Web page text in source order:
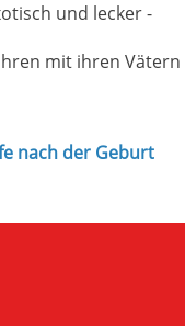
und lecker -
mit ihren Vätern
nach der Geburt